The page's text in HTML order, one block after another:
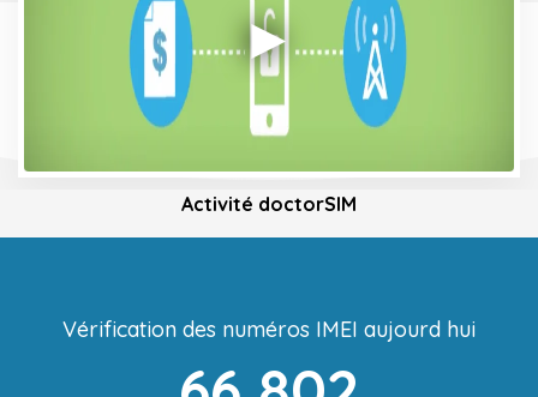
Activité doctorSIM
Vérification des numéros IMEI aujourd hui